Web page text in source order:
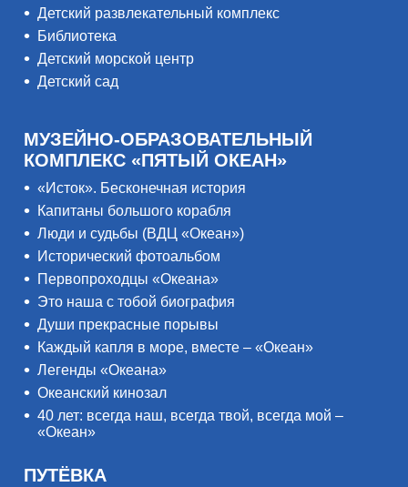
Детский развлекательный комплекс
Библиотека
Детский морской центр
Детский сад
МУЗЕЙНО-ОБРАЗОВАТЕЛЬНЫЙ
КОМПЛЕКС «ПЯТЫЙ ОКЕАН»
«Исток». Бесконечная история
Капитаны большого корабля
Люди и судьбы (ВДЦ «Океан»)
Исторический фотоальбом
Первопроходцы «Океана»
Это наша с тобой биография
Души прекрасные порывы
Каждый капля в море, вместе – «Океан»
Легенды «Океана»
Океанский кинозал
40 лет: всегда наш, всегда твой, всегда мой –
«Океан»
ПУТЁВКА